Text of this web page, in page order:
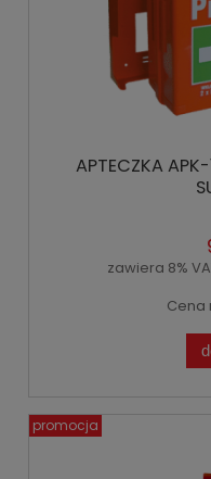
APTECZKA
zawiera 8%
Cena
promocja